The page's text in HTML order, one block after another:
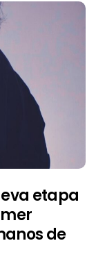
etapa
de